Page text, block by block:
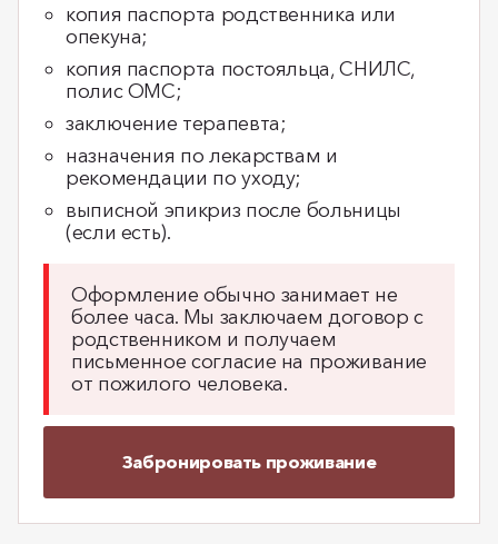
копия паспорта родственника или
опекуна;
копия паспорта постояльца, СНИЛС,
полис ОМС;
заключение терапевта;
назначения по лекарствам и
рекомендации по уходу;
выписной эпикриз после больницы
(если есть).
Оформление обычно занимает не
более часа. Мы заключаем договор с
родственником и получаем
письменное согласие на проживание
от пожилого человека.
Забронировать проживание